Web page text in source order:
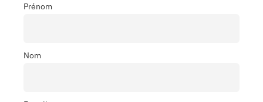
Prénom
Nom